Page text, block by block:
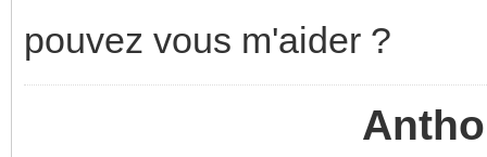
pouvez vous m'aider ?